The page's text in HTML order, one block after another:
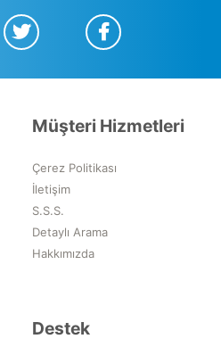
Müşteri Hizmetleri
Çerez Politikası
İletişim
S.S.S.
Detaylı Arama
Hakkımızda
Destek